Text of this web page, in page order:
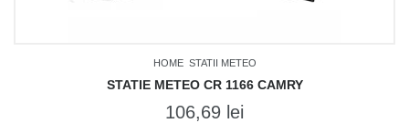
HOME STATII METEO
STATIE METEO CR 1166 CAMRY
106,69 lei